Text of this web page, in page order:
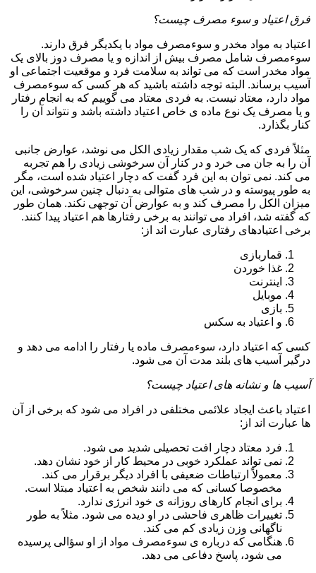
فرق اعتیاد و سوء مصرف چیست؟
اعتیاد به مواد مخدر و سوءمصرف مواد با یکدیگر فرق دارند.
سوءمصرف شامل مصرف بیش از اندازه و یا مصرف دوز بالای یک
مواد مخدر است که می تواند به سلامت فرد و موقعیت اجتماعی او
آسیب برساند. البته توجه داشته باشید که هر کسی که سوءمصرف
مواد دارد، معتاد نیست. به فردی معتاد می گوییم که به انجام رفتار
و یا مصرف یک نوع ماده ی خاص اعتیاد داشته باشد و نتواند آن را
کنار بگذارد.
مثلاً فردی که یک شب مقدار زیادی الکل می نوشد، عوارض جانبی
آن را به جان می خرد و در کنار آن سرخوشی زیادی را هم تجربه
می کند. نمی توان به این فرد گفت که دچار اعتیاد شده است، مگر
به طور پیوسته و در شب های متوالی به دنبال چنین سرخوشی، این
میزان الکل را مصرف کند و به عوارض آن توجهی نکند. همان طور
که گفته شد، افراد می توانند به برخی رفتارها هم اعتیاد پیدا کنند.
برخی اعتیادهای رفتاری عبارت اند از:
قماربازی
غذا خوردن
اینترنت
موبایل
بازی
و اعتیاد به سکس
کسی که اعتیاد دارد، سوءمصرف ماده یا رفتار را ادامه می دهد و
درگیر آسیب های بلند مدت آن می شود.
آسیب ها و نشانه های اعتیاد چیست؟
اعتیاد باعث ایجاد علائمی مختلفی در افراد می شود که برخی از آن
ها عبارت اند از:
فرد معتاد دچار افت تحصیلی شدید می شود.
نمی تواند عملکرد خوبی در محیط کار از خود نشان دهد.
معمولاً ارتباطات ضعیفی با افراد دیگر برقرار می کند.
مخصوصا کسانی که می دانند شخص به اعتیاد مبتلا است.
برای انجام کارهای روزانه ی خود انرژی ندارد.
تغییرات ظاهری فاحشی در او دیده می شود. مثلاً به طور
ناگهانی وزن زیادی کم می کند.
هنگامی که درباره ی سوءمصرف مواد از او سؤالی پرسیده
می شود، پاسخ دفاعی می دهد.